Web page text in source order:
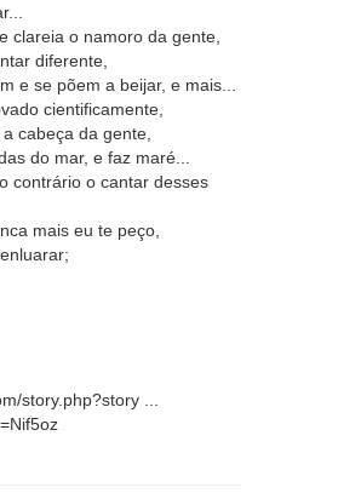
clareia o namoro da gente,
diferente,
e se põem a beijar, e mais...
cientificamente,
cabeça da gente,
do mar, e faz maré...
contrário o cantar desses
mais eu te peço,
story.php?story ...